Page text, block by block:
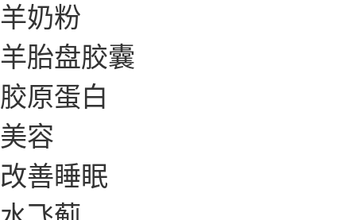
羊奶粉
羊胎盘胶囊
胶原蛋白
美容
改善睡眠